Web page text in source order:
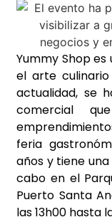
Yummy Shop
el arte
actualidad, se
comercial
feria
años y tiene
cabo en el
Puerto Santa
las 13h00 hasta